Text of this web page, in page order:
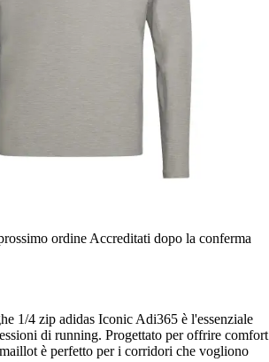
ordine Accreditati dopo la conferma
1/4 zip adidas Iconic Adi365 è l'essenziale
di running. Progettato per offrire comfort
è perfetto per i corridori che vogliono